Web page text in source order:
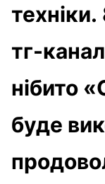
тг-
нібито
буде